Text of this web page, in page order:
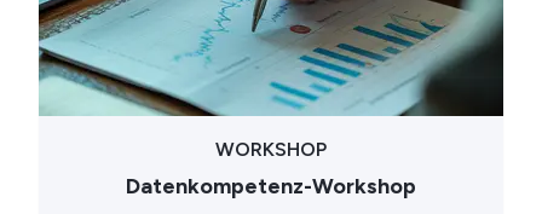
WORKSHOP
Datenkompetenz-Workshop